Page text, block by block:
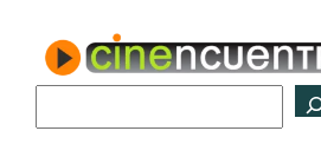
contenido